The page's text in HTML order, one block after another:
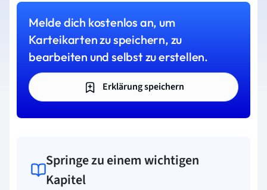
Melde dich kostenlos an, um
Karteikarten zu speichern, zu
bearbeiten und selbst zu erstellen.
Erklärung speichern
Springe zu einem wichtigen
Kapitel